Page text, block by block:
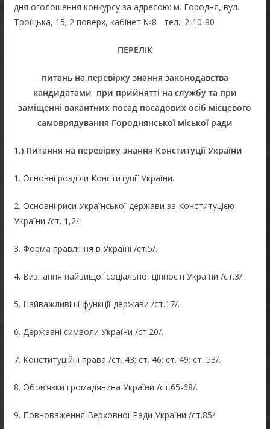
дня оголошення конкурсу за адресою: м. Городня, вул.
Троїцька, 15; 2 поверх, кабінет №8 тел.: 2-10-80
ПЕРЕЛІК
питань на перевірку знання законодавства
кандидатами при прийнятті на службу та при
заміщенні вакантних посад посадових осіб місцевого
самоврядування Городнянської міської ради
1.) Питання на перевірку знання Конституції України
1. Основні розділи Конституції України.
2. Основні риси Української держави за Конституцією
України /ст. 1,2/.
3. Форма правління в Україні /ст.5/.
4. Визнання найвищої соціальної цінності України /ст.3/.
5. Найважливіші функції держави /ст.17/.
6. Державні символи України /ст.20/.
7. Конституційні права /ст. 43; ст. 46; ст. 49; ст. 53/.
8. Обов’язки громадянина України /ст.65-68/.
9. Повноваження Верховної Ради України /ст.85/.